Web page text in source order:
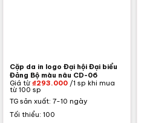
Cặp da in logo Đại hội Đại biểu
Đảng Bộ màu nâu CD-06
Giá từ ₫293.000 /1 sp khi mua
từ 100 sp
TG sản xuất: 7-10 ngày
Tối thiểu: 100